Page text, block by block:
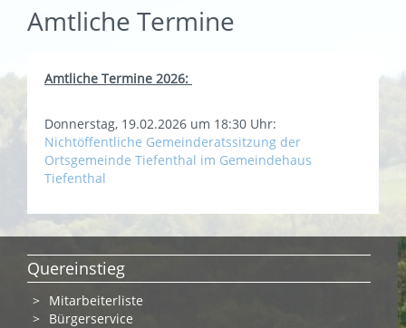
Amtliche Termine
Amtliche Termine 2026:
Donnerstag, 19.02.2026 um 18:30 Uhr:
Nichtöffentliche Gemeinderatssitzung der
Ortsgemeinde Tiefenthal im Gemeindehaus
Tiefenthal
Quereinstieg
Mitarbeiterliste
Bürgerservice